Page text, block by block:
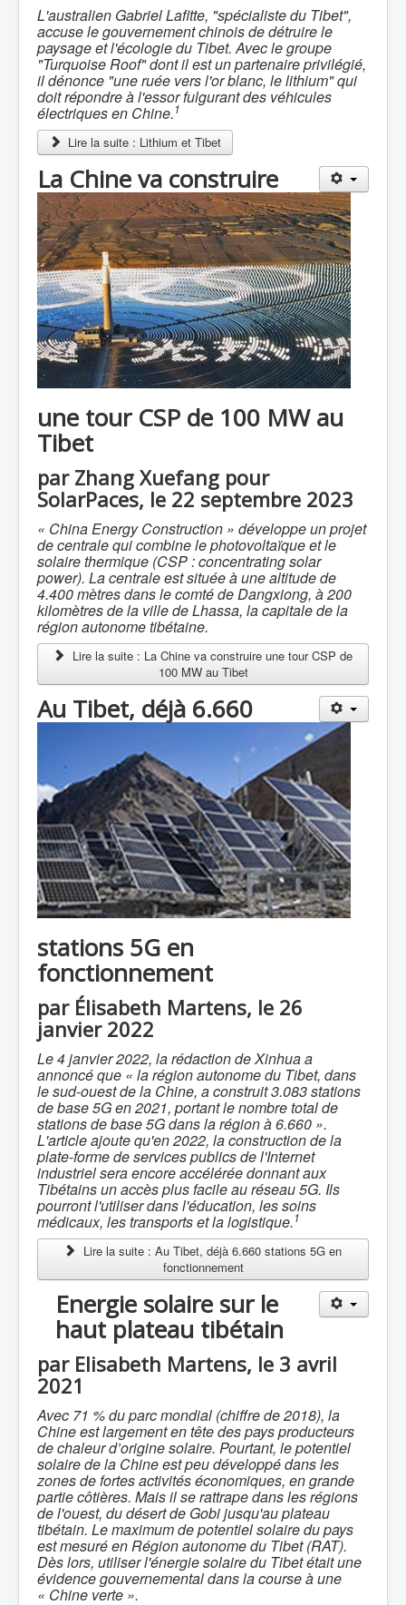
L'australien Gabriel Lafitte, "spécialiste du Tibet",
accuse le gouvernement chinois de détruire le
paysage et l'écologie du Tibet. Avec le groupe
"Turquoise Roof" dont il est un partenaire privilégié,
il dénonce "une ruée vers l'or blanc, le lithium" qui
doit répondre à l'essor fulgurant des véhicules
électriques en Chine.1
Lire la suite : Lithium et Tibet
La Chine va construire
une tour CSP de 100 MW au
Tibet
par Zhang Xuefang pour
SolarPaces, le 22 septembre 2023
« China Energy Construction » développe un projet
de centrale qui combine le photovoltaïque et le
solaire thermique (CSP : concentrating solar
power). La centrale est situéeà une altitude de
4.400 mètres dans le comté de Dangxiong, à 200
kilomètres de la ville de Lhassa, la capitale de la
région autonome tibétaine.
Lire la suite : La Chine va construire une tour CSP de
100 MW au Tibet
Au Tibet, déjà 6.660
stations 5G en
fonctionnement
par Élisabeth Martens, le 26
janvier 2022
Le 4 janvier 2022, la rédaction de Xinhua a
annoncé que « la région autonome du Tibet, dans
le sud-ouest de la Chine, a construit 3.083 stations
de base 5G en 2021, portant le nombre total de
stations de base 5G dans la région à 6.660 ».
L'article ajoute qu'en 2022, la construction de la
plate-forme de services publics de l'Internet
industriel sera encore accélérée donnant aux
Tibétains un accès plus facile au réseau 5G. Ils
pourront l'utiliser dans l'éducation, les soins
médicaux, les transports et la logistique.1
Lire la suite : Au Tibet, déjà 6.660 stations 5G en
fonctionnement
Energie solaire sur le
haut plateau tibétain
par Elisabeth Martens, le 3 avril
2021
Avec 71 % du parc mondial (chiffre de 2018), la
Chine est largement en tête des pays producteurs
de chaleur d’origine solaire. Pourtant, le potentiel
solaire de la Chine est peu développé dans les
zones de fortes activités économiques, en grande
partie côtières. Mais il se rattrape dans les régions
de l'ouest, du désert de Gobi jusqu'au plateau
tibétain. Le maximum de potentiel solaire du pays
est mesuré en Région autonome du Tibet (RAT).
Dès lors, utiliser l'énergie solaire du Tibet était une
évidence gouvernemental dans la course à une
« Chine verte ».